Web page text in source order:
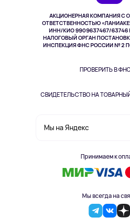
АКЦИОНЕРНАЯ КОМПАНИЯ С
ОТВЕТСТВЕННОСТЬЮ
ИНН/КИО 9909637467/63746
НАЛОГОВЫЙ ОРГАН
ИНСПЕКЦИЯ ФНС РОССИИ № 2
ПРОВЕРИТЬ В
СВИДЕТЕЛЬСТВО НА
Мы на Яндекс
Принимаем к
Мы всегда на
Здоровье питомцев
Одежда и аксессуары